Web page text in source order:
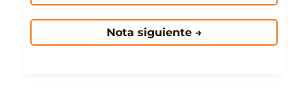
Nota siguiente →